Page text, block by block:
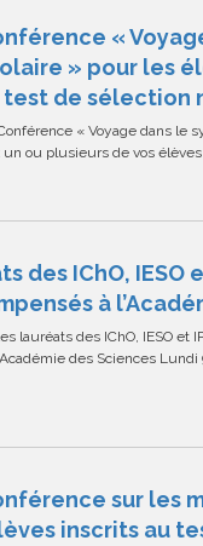
«
» pour les
test de sélection
« Voyage dans le
un ou plusieurs de vos
des IChO, IESO
à
lauréats des IChO, IESO et
des Sciences Lundi
sur les
inscrits au